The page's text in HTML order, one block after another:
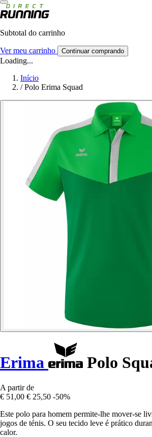
Subtotal do carrinho
Ver meu carrinho Continuar comprando
Loading...
Início
/ Polo Erima Squad
Erima Polo
A partir de
€ 51,00 € 25,50 -50%
Este polo para homem permite-lhe mover-se
jogos de ténis. O seu tecido leve é prático
calor.